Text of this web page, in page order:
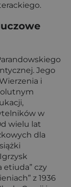
Jego
i
w
wielu lat
dla
etiuda” czy
z 1936